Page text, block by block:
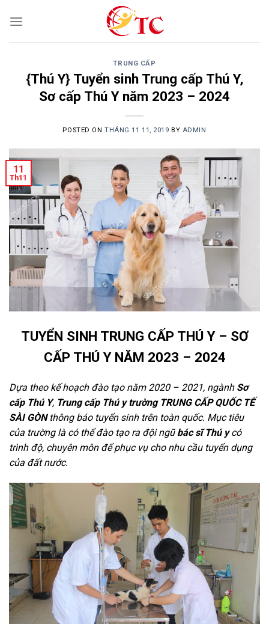
TRUNG CẤP
{Thú Y} Tuyển sinh Trung cấp Thú Y,
Sơ cấp Thú Y năm 2023 – 2024
POSTED ON THÁNG 11 11, 2019 BY ADMIN
11
Th11
TUYỂN SINH TRUNG CẤP THÚ Y – SƠ
CẤP THÚ Y NĂM 2023 – 2024
Dựa theo kế hoạch đào tạo năm 2020 – 2021, ngành Sơ
cấp Thú Y, Trung cấp Thú ytrường TRUNG CẤP QUỐC TẾ
SÀI GÒN thông báo tuyển sinh trên toàn quốc. Mục tiêu
của trường là có thể đào tạo ra đội ngũ bác sĩ Thú ycó
trình độ, chuyên môn để phục vụ cho nhu cầu tuyển dụng
của đất nước.